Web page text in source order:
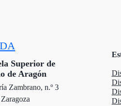
Superior de
de Aragón
Zambrano, n.º 3